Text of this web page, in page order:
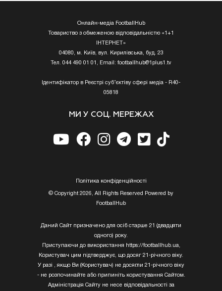
Онлайн-медіа FootballHub
Товариство з обмеженою відповідальністю «1+1
ІНТЕРНЕТ»
04080, м. Київ, вул. Кирилівська, буд. 23
Тел. 044 490 01 01, Email: footballhub@1plus1.tv
Ідентифікатор в Реєстрі суб’єктіву сфері медіа - R40-
05818
МИ У СОЦ. МЕРЕЖАХ
Полiтика конфiденцiйностi
© Copyright 2026, All Rights Reserved Powered by
FootballHub
Даний Сайт призначено для осіб старше 21 (двадцяти
одного) року.
Приступаючи до використання https://footballhub.ua,
Користувач цим підтверджує, що досяг 21-річного віку.
У разі , якщо Ви (Користувач) не досягли 21-річного віку
- не розпочинайте або припиніть користування Сайтом.
Адміністрація Сайту не несе відповідальності за